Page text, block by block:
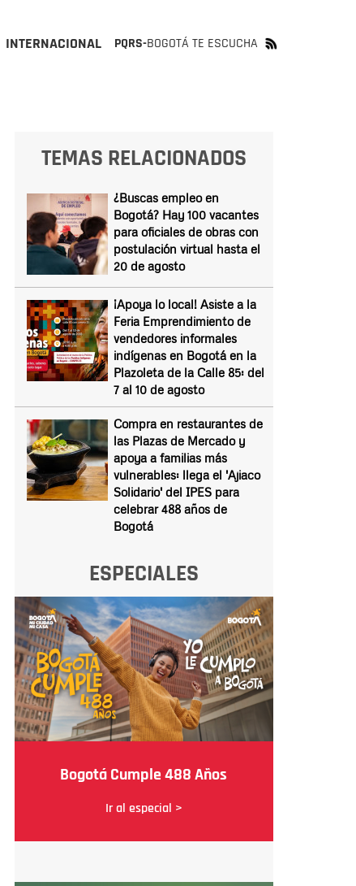
INTERNACIONAL PQRS-BOGOTÁ TE ESCUCHA
TEMAS RELACIONADOS
¿Buscas empleo en
Bogotá? Hay 100 vacantes
para oficiales de obras con
postulación virtual hasta el
20 de agosto
¡Apoya lo local! Asiste a la
Feria Emprendimiento de
vendedores informales
indígenas en Bogotá en la
Plazoleta de la Calle 85: del
7 al 10 de agosto
Compra en restaurantes de
las Plazas de Mercado y
apoya a familias más
vulnerables: llega el 'Ajiaco
Solidario' del IPES para
celebrar 488 años de
Bogotá
ESPECIALES
Bogotá Cumple 488 Años
Ir al especial >